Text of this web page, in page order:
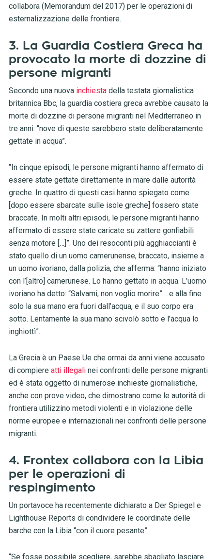
collabora (Memorandum del 2017) per le operazioni di
esternalizzazione delle frontiere.
3. La Guardia Costiera Greca ha
provocato la morte di dozzine di
persone migranti
Secondo una nuova inchiestadella testata giornalistica
britannica Bbc, la guardia costiera greca avrebbe causato la
morte di dozzine di persone migranti nel Mediterraneo in
tre anni: “nove di queste sarebbero state deliberatamente
gettate in acqua”.
“In cinque episodi, le persone migranti hanno affermato di
essere state gettate direttamente in mare dalle autorità
greche. In quattro di questi casi hanno spiegato come
[dopo essere sbarcate sulle isole greche] fossero state
braccate. In molti altri episodi, le persone migranti hanno
affermato di essere state caricate su zattere gonfiabili
senza motore […]”. Uno dei resoconti più agghiaccianti è
stato quello di un uomo camerunense, braccato, insieme a
un uomo ivoriano, dalla polizia, che afferma: “hanno iniziato
con l’[altro] camerunese. Lo hanno gettato in acqua. L’uomo
ivoriano ha detto: “Salvami, non voglio morire”… e alla fine
solo la sua mano era fuori dall’acqua, e il suo corpo era
sotto. Lentamente la sua mano scivolò sotto e l’acqua lo
inghiottì”.
La Grecia è un Paese Ue che ormai da anni viene accusato
di compiere atti illegali nei confronti delle persone migranti
ed è stata oggetto di numerose inchieste giornalistiche,
anche con prove video, che dimostrano come le autorità di
frontiera utilizzino metodi violenti e in violazione delle
norme europee e internazionali nei confronti delle persone
migranti.
4. Frontex collabora con la Libia
per le operazioni di
respingimento
Un portavoce ha recentemente dichiarato a Der Spiegel e
Lighthouse Reports di condividere le coordinate delle
barche con la Libia “con il cuore pesante”.
“Se fosse possibile scegliere, sarebbe sbagliato lasciare